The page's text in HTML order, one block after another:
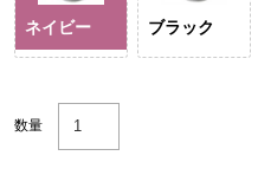
ネイビー ブラック
数量